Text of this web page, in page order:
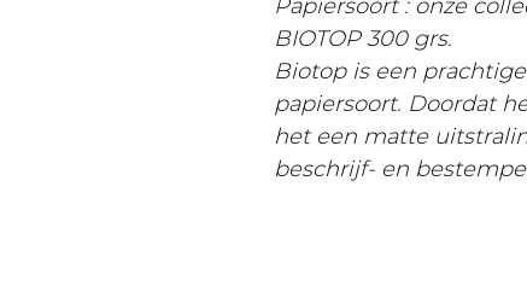
Papiersoort : onze
BIOTOP 300 grs.
Biotop is een
papiersoort. Doordat
het een matte
beschrijf- en